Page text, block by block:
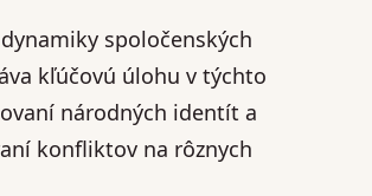
spoločenských
kľúčovú úlohu v týchto
národných identít a
konfliktov na rôznych